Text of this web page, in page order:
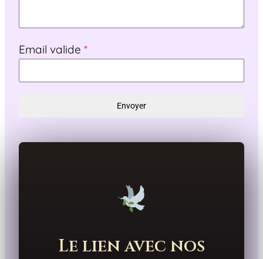
Email valide *
Envoyer
Le lien avec nos